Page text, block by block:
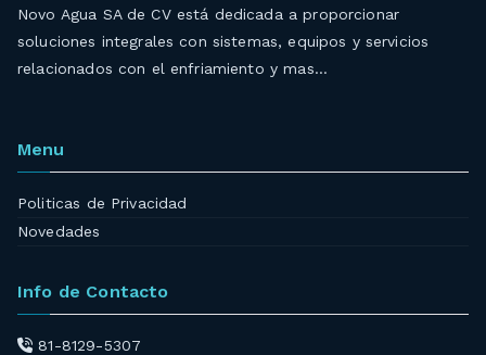
Novo Agua SA de CV está dedicada a proporcionar
soluciones integrales con sistemas, equipos y servicios
relacionados con el enfriamiento y mas…
Menu
Politicas de Privacidad
Novedades
Info de Contacto
81-8129-5307